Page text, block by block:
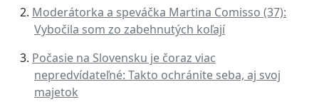
Moderátorka a speváčka Martina Comisso (37):
Vybočila som zo zabehnutých koľají
Počasie na Slovensku je čoraz viac
nepredvídateľné: Takto ochránite seba, aj svoj
majetok